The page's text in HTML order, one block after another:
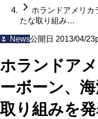
ホランドアメリカ
たな取り組み…
🌷 News公開日 2013/04/23
ホランドア
ーボーン、
取り組みを